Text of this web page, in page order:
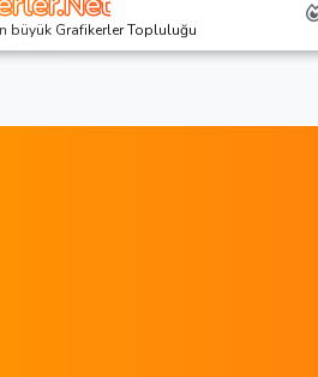
büyük Grafikerler Topluluğu